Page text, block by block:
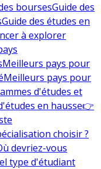
boursesGuide des
Guide des études en
à explorer
Meilleurs pays pour
Meilleurs pays pour
d'études et
en hausse👉
choisir ?
devriez-vous
type d'étudiant